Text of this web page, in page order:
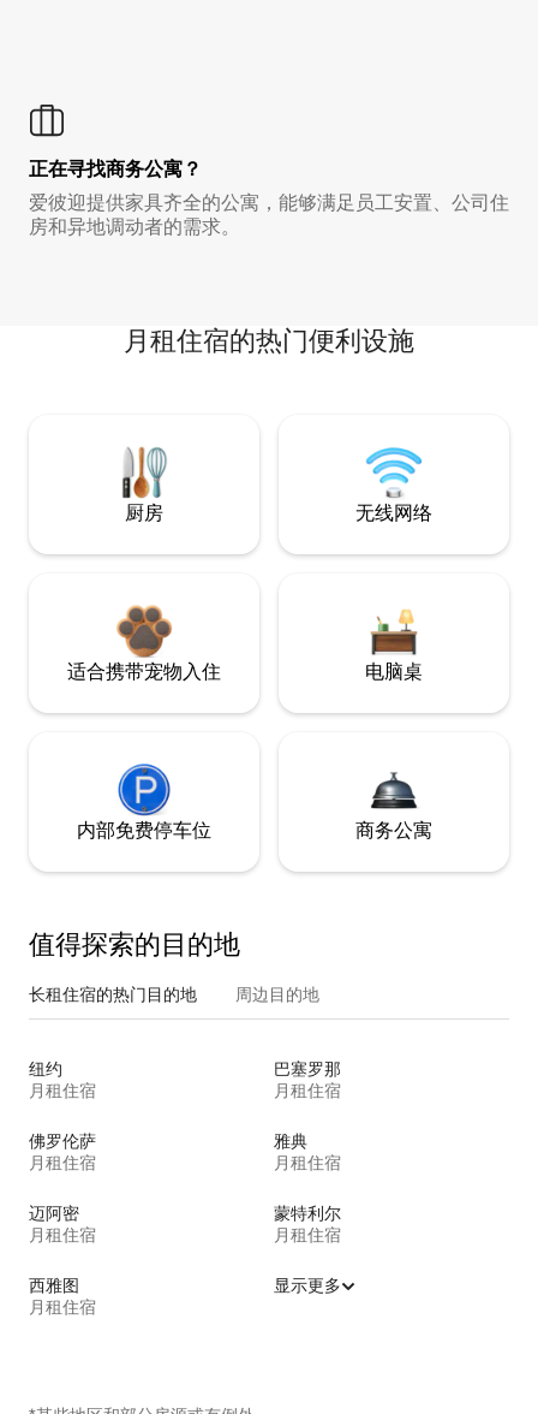
正在寻找商务公寓？
爱彼迎提供家具齐全的公寓，能够满足员工安置、公司住
房和异地调动者的需求。
月租住宿的热门便利设施
厨房 无线网络
适合携带宠物入住 电脑桌
内部免费停车位 商务公寓
值得探索的目的地
长租住宿的热门目的地 周边目的地
纽约
月租住宿
巴塞罗那
月租住宿
佛罗伦萨
月租住宿
雅典
月租住宿
迈阿密
月租住宿
蒙特利尔
月租住宿
西雅图
月租住宿
显示更多